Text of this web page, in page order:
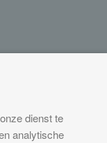
bij dienst te
analytische